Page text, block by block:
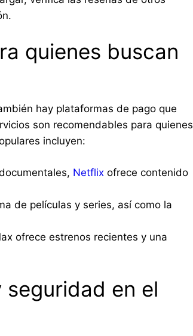
quienes buscan
hay plataformas de pago que
son recomendables para quienes
incluyen:
Netflix ofrece contenido
de películas y series, así como la
ofrece estrenos recientes y una
en el